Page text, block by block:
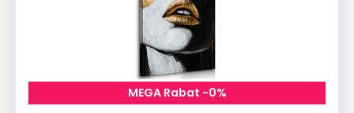
MEGA Rabat -0%